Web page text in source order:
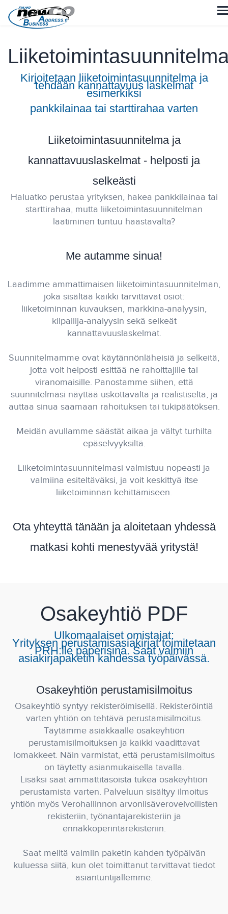
Kirjoitetaan liiketoimintasuunnitelma ja
tehdään kannattavuus laskelmat
esimerkiksi
pankkilainaa tai starttirahaa varten
Liiketoimintasuunnitelma ja
kannattavuuslaskelmat - helposti ja
selkeästi
Haluatko perustaa yrityksen, hakea pankkilainaa tai
starttirahaa, mutta liiketoimintasuunnitelman
laatiminen tuntuu haastavalta?
Me autamme sinua!
Laadimme ammattimaisen liiketoimintasuunnitelman,
joka sisältää kaikki tarvittavat osiot:
liiketoiminnan kuvauksen, markkina-analyysin,
kilpailija-analyysin sekä selkeät
kannattavuuslaskelmat.
Suunnitelmamme ovat käytännönläheisiä ja selkeitä,
jotta voit helposti esittää ne rahoittajille tai
viranomaisille. Panostamme siihen, että
suunnitelmasi näyttää uskottavalta ja realistiselta, ja
auttaa sinua saamaan rahoituksen tai tukipäätöksen.
Meidän avullamme säästät aikaa ja vältyt turhilta
epäselvyyksiltä.
Liiketoimintasuunnitelmasi valmistuu nopeasti ja
valmiina esiteltäväksi, ja voit keskittyä itse
liiketoiminnan kehittämiseen.
Ota yhteyttä tänään ja aloitetaan yhdessä
matkasi kohti menestyvää yritystä!
Osakeyhtiö PDF
Ulkomaalaiset omistajat:
Yrityksen perustamisasiakirjat toimitetaan
PRH:lle paperisina. Saat valmiin
asiakirjapaketin kahdessa työpäivässä.
Osakeyhtiön perustamisilmoitus
Osakeyhtiö syntyy rekisteröimisellä. Rekisteröintiä
varten yhtiön on tehtävä perustamisilmoitus.
Täytämme asiakkaalle osakeyhtiön
perustamisilmoituksen ja kaikki vaadittavat
lomakkeet. Näin varmistat, että perustamisilmoitus
on täytetty asianmukaisella tavalla.
Lisäksi saat ammattitasoista tukea osakeyhtiön
perustamista varten. Palveluun sisältyy ilmoitus
yhtiön myös Verohallinnon arvonlisäverovelvollisten
rekisteriin, työnantajarekisteriin ja
ennakkoperintärekisteriin.
Saat meiltä valmiin paketin kahden työpäivän
kuluessa siitä, kun olet toimittanut tarvittavat tiedot
asiantuntijallemme.